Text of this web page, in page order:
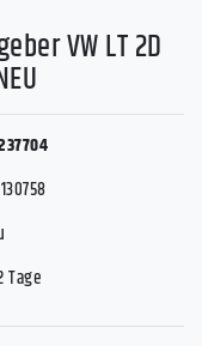
VW LT 2D
Tage